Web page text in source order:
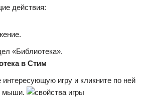
действия:
«Библиотека».
интересующую игру и кликните по ней
мыши.